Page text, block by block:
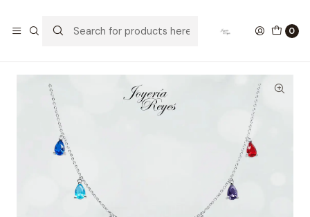
0
Cadena de Plata Rodinada Fabricación Italiana 925 modelo
14620FNSWSH1